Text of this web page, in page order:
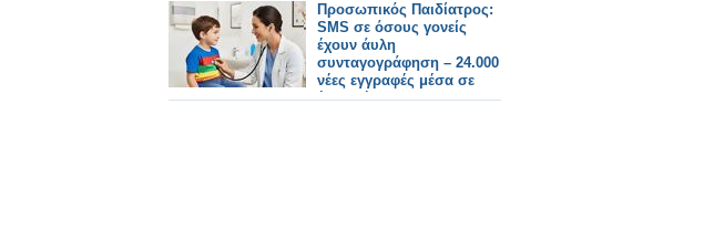
Προσωπικός Παιδίατρος:
SMS σε όσους γονείς
έχουν άυλη
συνταγογράφηση – 24.000
νέες εγγραφές μέσα σε
έναν μήνα